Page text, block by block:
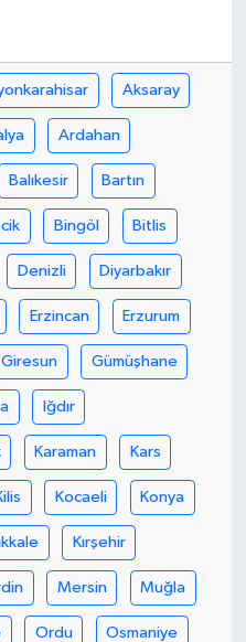
Aksaray
Ardahan
Balıkesir Bartın
Bingöl Bitlis
Denizli Diyarbakır
Erzincan Erzurum
Giresun Gümüşhane
Iğdır
Karaman Kars
Kocaeli Konya
Kırşehir
Mersin Muğla
Ordu Osmaniye